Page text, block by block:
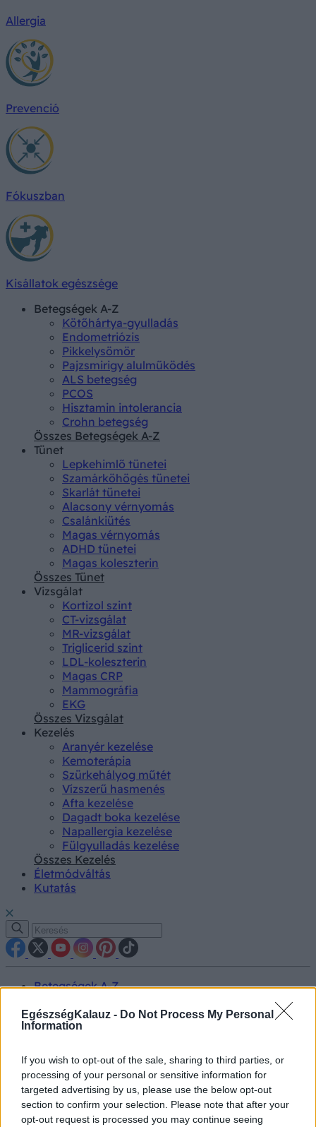
EgészségKalauz - Do Not Process My Personal
Information
If you wish to opt-out of the sale, sharing to third parties, or
processing of your personal or sensitive information for
targeted advertising by us, please use the below opt-out
section to confirm your selection. Please note that after your
opt-out request is processed you may continue seeing
Allergia
Prevenció
Fókuszban
Kisállatok egészsége
Betegségek A-Z
Kötőhártya-gyulladás
Endometriózis
Pikkelysömör
Pajzsmirigy alulműködés
ALS betegség
PCOS
Hisztamin intolerancia
Crohn betegség
Összes Betegségek A-Z
Tünet
Lepkehimlő tünetei
Szamárköhögés tünetei
Skarlát tünetei
Alacsony vérnyomás
Csalánkiütés
Magas vérnyomás
ADHD tünetei
Magas koleszterin
Összes Tünet
Vizsgálat
Kortizol szint
CT-vizsgálat
MR-vizsgálat
Triglicerid szint
LDL-koleszterin
Magas CRP
Mammográfia
EKG
Összes Vizsgálat
Kezelés
Aranyér kezelése
Kemoterápia
Szürkehályog műtét
Vízszerű hasmenés
Afta kezelése
Dagadt boka kezelése
Napallergia kezelése
Fülgyulladás kezelése
Összes Kezelés
Életmódváltás
Kutatás
Betegségek A-Z
Vizsgálat
Kezelés
Kutatás
Prevenció
Hírek
Videók
Kisállatok egészsége